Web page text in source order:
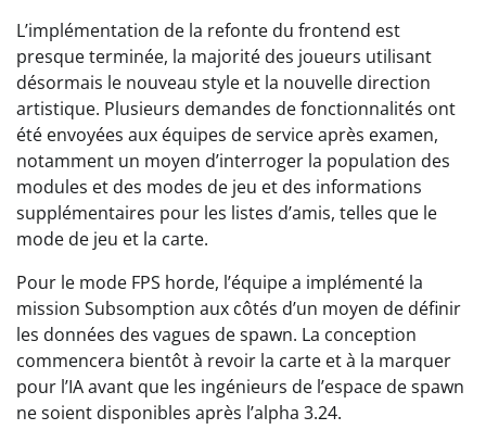
L’implémentation de la refonte du frontend est
presque terminée, la majorité des joueurs utilisant
désormais le nouveau style et la nouvelle direction
artistique. Plusieurs demandes de fonctionnalités ont
été envoyées aux équipes de service après examen,
notamment un moyen d’interroger la population des
modules et des modes de jeu et des informations
supplémentaires pour les listes d’amis, telles que le
mode de jeu et la carte.
Pour le mode FPS horde, l’équipe a implémenté la
mission Subsomption aux côtés d’un moyen de définir
les données des vagues de spawn. La conception
commencera bientôt à revoir la carte et à la marquer
pour l’IA avant que les ingénieurs de l’espace de spawn
ne soient disponibles après l’alpha 3.24.